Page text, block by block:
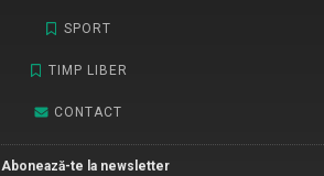
SPORT
TIMP LIBER
CONTACT
Abonează-te la newsletter